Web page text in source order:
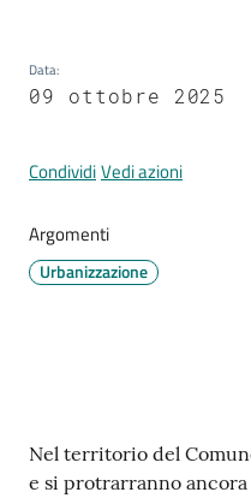
su
Data:
09 ottobre 2025
CondividiVedi azioni
Argomenti
Urbanizzazione
Contenuto
Nel territorio del
e si protrarranno